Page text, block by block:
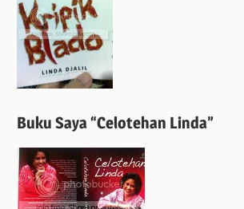
Buku Saya “Celotehan Linda”